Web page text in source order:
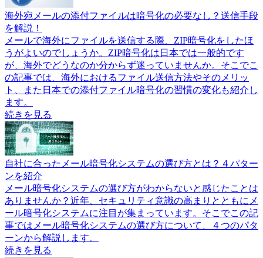
海外宛メールの添付ファイルは暗号化の必要なし？送信手段
を解説！
メールで海外にファイルを送信する際、ZIP暗号化をしたほ
うがよいのでしょうか。ZIP暗号化は日本では一般的です
が、海外でどうなのか分からず迷っていませんか。そこでこ
の記事では、海外におけるファイル送信方法やそのメリッ
ト、また日本での添付ファイル暗号化の習慣の変化も紹介し
ます。
続きを見る
自社に合ったメール暗号化システムの選び方とは？４パター
ンを紹介
メール暗号化システムの選び方がわからないと感じたことは
ありませんか？近年、セキュリティ意識の高まりとともにメ
ール暗号化システムに注目が集まっています。そこでこの記
事ではメール暗号化システムの選び方について、４つのパタ
ーンから解説します。
続きを見る